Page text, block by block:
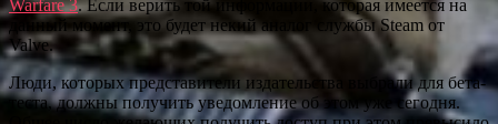
Warfare 3. Если верить той информации, которая имеется на
данный момент, это будет некий аналог службы Steam от
Valve.
Люди, которых представители издательства выбрали для бета-
теста, должны получить уведомление об этом уже сегодня.